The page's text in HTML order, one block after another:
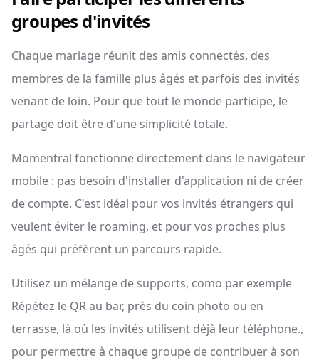
groupes d'invités
Chaque mariage réunit des amis connectés, des
membres de la famille plus âgés et parfois des invités
venant de loin. Pour que tout le monde participe, le
partage doit être d'une simplicité totale.
Momentral fonctionne directement dans le navigateur
mobile : pas besoin d'installer d'application ni de créer
de compte. C'est idéal pour vos invités étrangers qui
veulent éviter le roaming, et pour vos proches plus
âgés qui préfèrent un parcours rapide.
Utilisez un mélange de supports, como par exemple
Répétez le QR au bar, près du coin photo ou en
terrasse, là où les invités utilisent déjà leur téléphone.,
pour permettre à chaque groupe de contribuer à son